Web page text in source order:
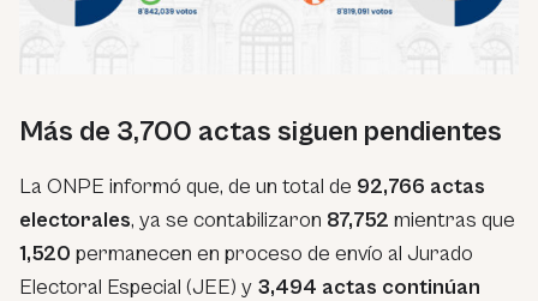
Más de 3,700 actas siguen pendientes
La ONPE informó que, de un total de 92,766 actas
electorales, ya se contabilizaron 87,752 mientras que
1,520 permanecen en proceso de envío al Jurado
Electoral Especial (JEE) y 3,494 actas continúan